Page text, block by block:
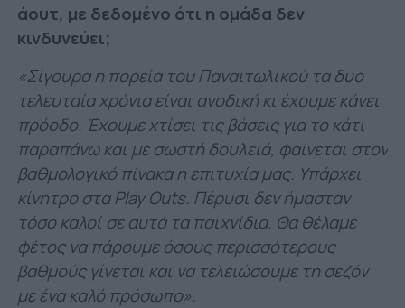
άουτ, με δεδομένο ότι η ομάδα δεν
κινδυνεύει;
«Σίγουρα η πορεία του Παναιτωλικού τα δυο
τελευταία χρόνια είναι ανοδική κι έχουμε κάνει
πρόοδο. Έχουμε χτίσει τις βάσεις για το κάτι
παραπάνω και με σωστή δουλειά, φαίνεται στον
βαθμολογικό πίνακα η επιτυχία μας. Υπάρχει
κίνητρο στα Play Outs. Πέρυσι δεν ήμασταν
τόσο καλοί σε αυτά τα παιχνίδια. Θα θέλαμε
φέτος να πάρουμε όσους περισσότερους
βαθμούς γίνεται και να τελειώσουμε τη σεζόν
με ένα καλό πρόσωπο».